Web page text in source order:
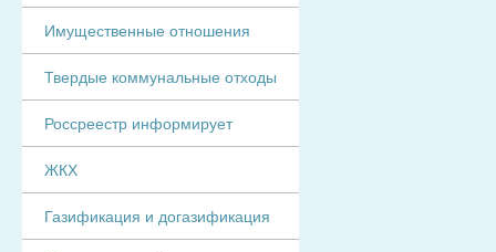
Имущественные отношения
Твердые коммунальные отходы
Россреестр информирует
ЖКХ
Газификация и догазификация